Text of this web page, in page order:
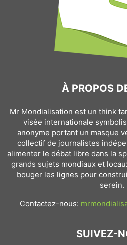
À PROPOS
Mr Mondialisation est un think
visée internationale
anonyme portant un masque
collectif de journalistes
alimenter le débat libre dans la
grands sujets mondiaux et
bouger les lignes pour
serein.
Contactez-nous:
SUIVEZ-